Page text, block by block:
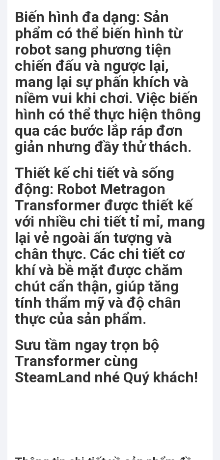
Biến hình đa dạng: Sản
phẩm có thể biến hình từ
robot sang phương tiện
chiến đấu và ngược lại,
mang lại sự phấn khích và
niềm vui khi chơi. Việc biến
hình có thể thực hiện thông
qua các bước lắp ráp đơn
giản nhưng đầy thử thách.
Thiết kế chi tiết và sống
động: Robot Metragon
Transformer được thiết kế
với nhiều chi tiết tỉ mỉ, mang
lại vẻ ngoài ấn tượng và
chân thực. Các chi tiết cơ
khí và bề mặt được chăm
chút cẩn thận, giúp tăng
tính thẩm mỹ và độ chân
thực của sản phẩm.
Sưu tầm ngay trọn bộ
Transformer cùng
SteamLand nhé Quý khách!